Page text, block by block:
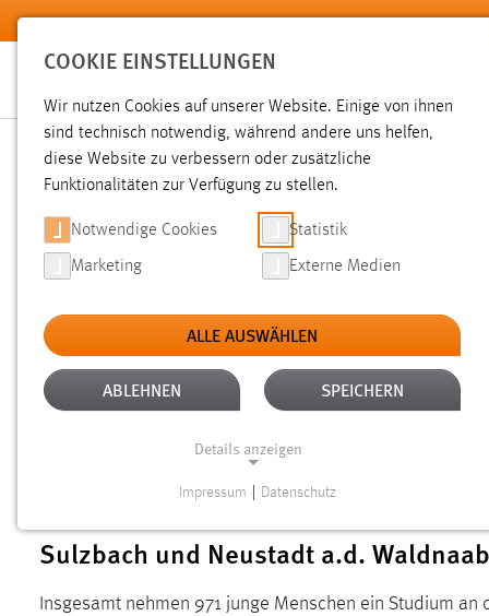
Zum Hauptinhalt springen
Sie sind hier:
Hochschule Aktuelles Pressemeldungen
OTH AMBERG-WEIDEN
05.10.2022
Herzlich willkommen in Ihrem
im Wintersemester 2022/2023 ein
traditionelle
persönlich statt. Neben der
von Amberg und Weiden sowie die
Sulzbach und Neustadt a.d.
Insgesamt nehmen 971 junge Menschen ein Studium
COOKIE EINSTELLUNGEN
Wir nutzen Cookies auf unserer Website. Einige von ihnen
sind technisch notwendig, während andere uns helfen,
diese Website zu verbessern oder zusätzliche
Funktionalitäten zur Verfügung zu stellen.
Notwendige Cookies Statistik
Marketing Externe Medien
ALLE AUSWÄHLEN
ABLEHNEN SPEICHERN
Details anzeigen
Notwendige Cookies ermöglichen grundlegende
Website erforderlich.
Impressum Datenschutz